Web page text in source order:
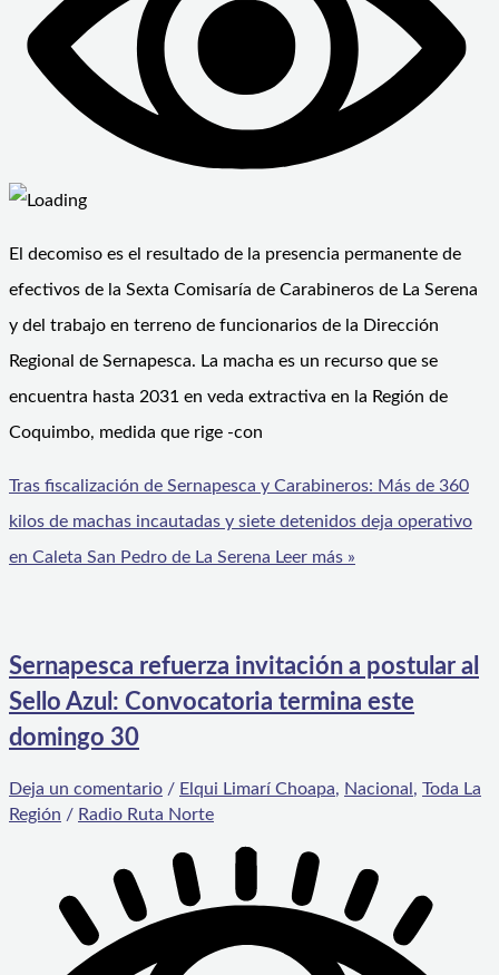
El decomiso es el resultado de la presencia permanente de
efectivos de la Sexta Comisaría de Carabineros de La Serena
y del trabajo en terreno de funcionarios de la Dirección
Regional de Sernapesca. La macha es un recurso que se
encuentra hasta 2031 en veda extractiva en la Región de
Coquimbo, medida que rige -con
Tras fiscalización de Sernapesca y Carabineros: Más de 360
kilos de machas incautadas y siete detenidos deja operativo
en Caleta San Pedro de La Serena Leer más »
Sernapesca refuerza invitación a postular al
Sello Azul: Convocatoria termina este
domingo 30
Deja un comentario / Elqui Limarí Choapa, Nacional , Toda La
Región / Radio Ruta Norte